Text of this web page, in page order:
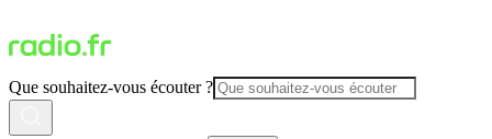
Que souhaitez-vous écouter ?